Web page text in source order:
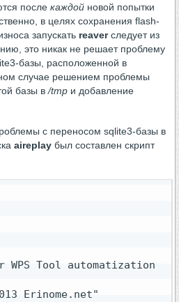
после каждой новой попытки
в целях сохранения flash-
запускать reaverследует из
это никак не решает проблему
базы, расположенной в
случае решением проблемы
базы в /tmp и добавление
с переносом sqlite3-базы в
aireplay был составлен скрипт